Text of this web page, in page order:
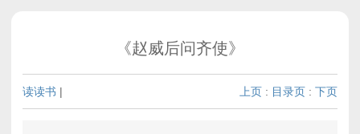
《赵威后问齐使》
读读书 | 上页 : 目录页 : 下页